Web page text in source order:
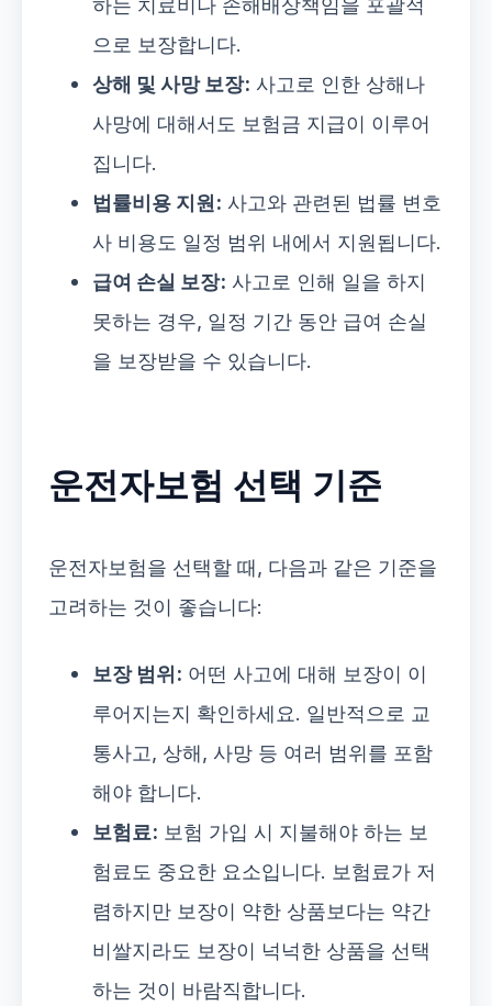
으로 보장합니다.
상해 및 사망 보장: 사고로 인한 상해나
사망에 대해서도 보험금 지급이 이루어
집니다.
법률비용 지원: 사고와 관련된 법률 변호
사 비용도 일정 범위 내에서 지원됩니다.
급여 손실 보장: 사고로 인해 일을 하지
못하는 경우, 일정 기간 동안 급여 손실
을 보장받을 수 있습니다.
운전자보험 선택 기준
운전자보험을 선택할 때, 다음과 같은 기준을
고려하는 것이 좋습니다:
보장 범위: 어떤 사고에 대해 보장이 이
루어지는지 확인하세요. 일반적으로 교
통사고, 상해, 사망 등 여러 범위를 포함
해야 합니다.
보험료: 보험 가입 시 지불해야 하는 보
험료도 중요한 요소입니다. 보험료가 저
렴하지만 보장이 약한 상품보다는 약간
비쌀지라도 보장이 넉넉한 상품을 선택
하는 것이 바람직합니다.